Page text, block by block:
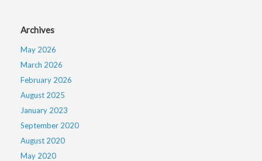
Archives
May 2026
March 2026
February 2026
August 2025
January 2023
September 2020
August 2020
May 2020